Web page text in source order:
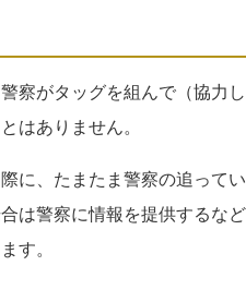
察がタッグを組んで（協力し
はありません。
に、たまたま警察の追ってい
は警察に情報を提供するなど
す。